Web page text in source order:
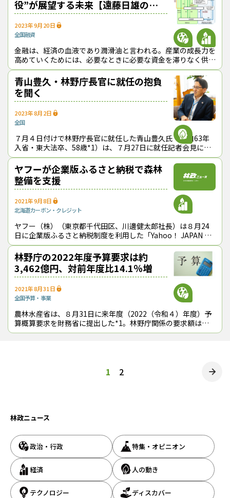
役”が展望する未来【遠藤日雄のル
ポ＆対論】
2023年9月20日
全国融資
金融は、経済の血液であり潤滑油と言われる。産業の成長力を
高めていくためには、必要なときに必要な資金を滞りなく供給
していくことが欠かせない。とくに、林業・木材産業の場合
は、中小零細規模の事業者が圧倒的多
青山豊久・林野庁長官に就任の抱負
を聞く
2023年8月2日
全国
７月４日付けで林野庁長官に就任した青山豊久氏（昭和63年
入省・東大法卒、58歳*1）は、７月27日に就任記者会見に応
じ、当面する課題や対応方針などについて持論を語った。
ヤフーが企業版ふるさと納税で森林
整備を支援
2021年9月8日
北海道カーボン・クレジット
ヤフー（株）（東京都千代田区、川邊健太郎社長）は８月24
日に企業版ふるさと納税制度を利用した「Yahoo！ JAPAN 地
域カーボンニュートラル促進プロジェクト」を発表し、第１弾
として８自治体に約２
林野庁の2022年度予算要求は約
3,462億円、対前年度比14.1％増
2021年8月31日
全国予算・事業
農林水産省は、８月31日に来年度（2022（令和４）年度）予
算概算要求を財務省に提出した*1。林野庁関係の要求額は対
前年度当初予算比で14.1％増の3,461億8,500万円。予算額ア
投
ー
ジ
送
り
1 2
林政ニュース
政治・行政 特集・オピニオン
経済 人の動き
テクノロジー
ディスカバー